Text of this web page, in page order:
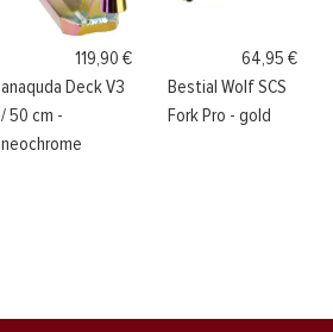
119,90 €
anaquda Deck V3
/ 50 cm -
neochrome
64,95 €
Bestial Wolf SCS
Fork Pro - gold